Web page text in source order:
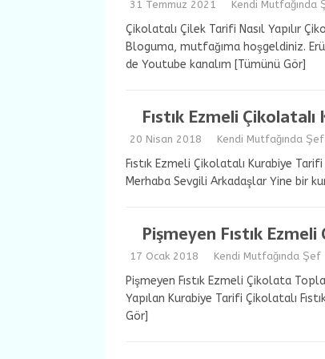
31 Temmuz 2021 Kendi Mutfağında
Çikolatalı Çilek Tarifi Nasıl Yapılır
Bloguma, mutfağıma hoşgeldiniz.
de Youtube kanalım [Tümünü Gör]
Fıstık Ezmeli
20 Nisan 2018 Kendi Mutfağında Şef
Fıstık Ezmeli Çikolatalı Kurabiye
Merhaba Sevgili Arkadaşlar Yine bir
Pişmeyen Fıstık
17 Ocak 2018 Kendi Mutfağında Şef
Pişmeyen Fıstık Ezmeli Çikolata
Yapılan Kurabiye Tarifi Çikolatalı
Gör]